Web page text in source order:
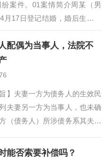
案件。01案情简介周某（男
17日登记结婚，婚后生育一
政局协议离婚。双方签订离婚
元中的30万元归男方所有，
配偶为当事人，法院不
旨】夫妻一方为债务人的生效民
夫妻另一方为当事人，也未确
（债务人）所涉债务系其夫妻
人财产。中华人民共和国最高
能否索要补偿吗？